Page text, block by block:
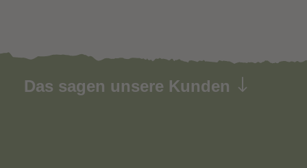
Das sagen unsere Kunden